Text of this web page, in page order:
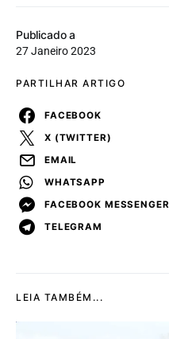
Publicado a
27 Janeiro 2023
PARTILHAR ARTIGO
FACEBOOK
X (TWITTER)
EMAIL
WHATSAPP
FACEBOOK MESSENGER
TELEGRAM
LEIA TAMBÉM...